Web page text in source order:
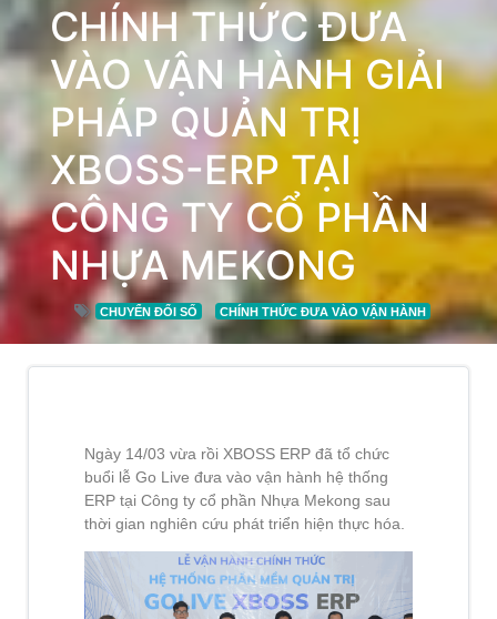
CHÍNH THỨC ĐƯA
VÀO VẬN HÀNH GIẢI
PHÁP QUẢN TRỊ
XBOSS-ERP TẠI
CÔNG TY CỔ PHẦN
NHỰA MEKONG
CHUYỂN ĐỔI SỐ CHÍNH THỨC ĐƯA VÀO VẬN HÀNH
Ngày 14/03 vừa rồi XBOSS ERP đã tổ chức
buổi lễ Go Live đưa vào vận hành hệ thống
ERP tại Công ty cổ phần Nhựa Mekong sau
thời gian nghiên cứu phát triển hiện thực hóa.